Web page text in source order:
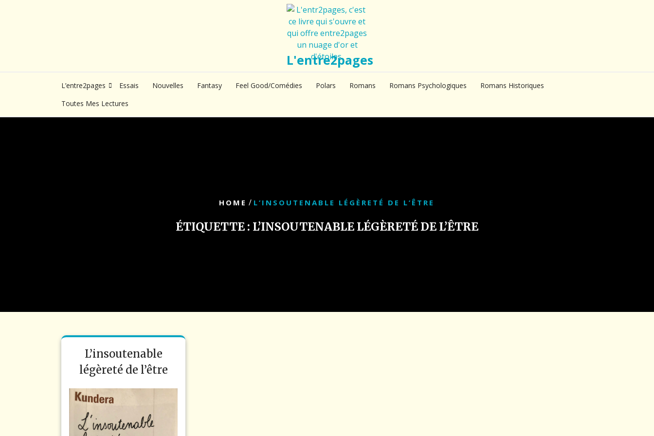
L'entre2pages
L’entre2pages Essais Nouvelles Fantasy Feel Good/Comédies Polars Romans Romans Psychologiques
Romans Historiques
Toutes Mes Lectures
HOME / L’INSOUTENABLE LÉGÈRETÉ DE L’ÊTRE
ÉTIQUETTE : L’INSOUTENABLE LÉGÈRETÉ DE L’ÊTRE
L’insoutenable
légèreté de l’être